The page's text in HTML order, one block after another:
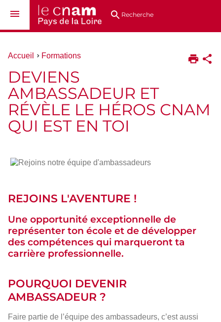
au
directsRecherche
Vous
ici :
Accueil Formations
DEVIENS
AMBASSADEUR ET
RÉVÈLE LE HÉROS CNAM
QUI EST EN TOI
équipe
REJOINS L'AVENTURE !
Une opportunité exceptionnelle de
représenter ton école et de développer
des compétences qui marqueront ta
carrière professionnelle.
POURQUOI DEVENIR
AMBASSADEUR ?
Faire partie de l’équipe des ambassadeurs, c’est aussi